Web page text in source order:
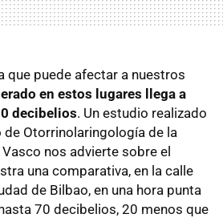
que puede afectar a nuestros
en estos lugares llega a
decibelios. Un estudio realizado
de Otorrinolaringología de la
nos advierte sobre el
una comparativa, en la calle
de Bilbao, en una hora punta
70 decibelios, 20 menos que